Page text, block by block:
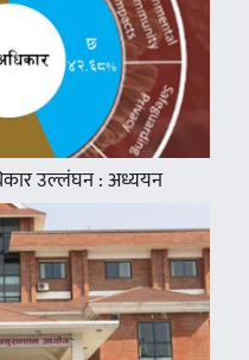
उल्लंघन : अध्ययन